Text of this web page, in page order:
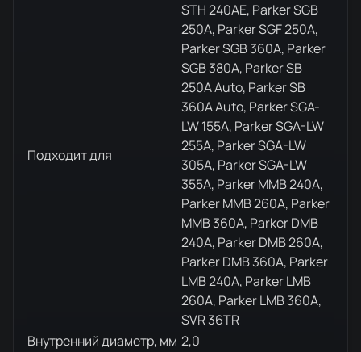
Подходит для
STH 240AE, Parker SGB
250A, Parker SGF 250A,
Parker SGB 360A, Parker
SGB 380A, Parker SB
250A Auto, Parker SB
360A Auto, Parker SGA-
LW 155A, Parker SGA-LW
255A, Parker SGA-LW
305A, Parker SGA-LW
355A, Parker MMB 240A,
Parker MMB 260A, Parker
MMB 360A, Parker DMB
240A, Parker DMB 260A,
Parker DMB 360A, Parker
LMB 240A, Parker LMB
260A, Parker LMB 360A,
SVR 36TR
Внутренний диаметр, мм 2,0